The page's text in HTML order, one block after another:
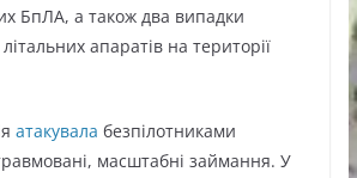
БпЛА, а також два випадки
апаратів на території
атакувала безпілотниками
масштабні займання. У